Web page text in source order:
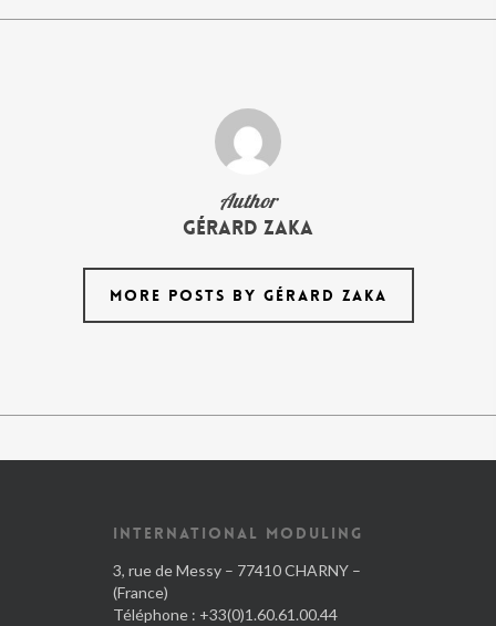
Author
Gérard Zaka
MORE POSTS BY GÉRARD ZAKA
INTERNATIONAL MODULING
3, rue de Messy – 77410 CHARNY –
(France)
Téléphone : +33(0)1.60.61.00.44